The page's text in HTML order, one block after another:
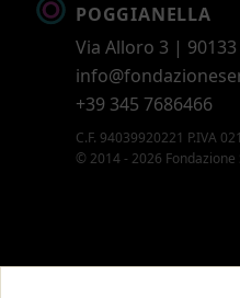
POGGIANELLA
Via Alloro 3 | 90133
+39 345 7686466
C.F. 94039920221 P.IVA
© 2014 - 2026